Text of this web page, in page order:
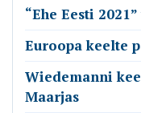
“Ehe Eesti
Euroopa keelte
Wiedemanni
Maarjas